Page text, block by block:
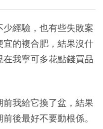
經驗，也有些失敗案
的複合肥，結果沒什
我寧可多花點錢買品
我給它換了盆，結果
後最好不要動根係。